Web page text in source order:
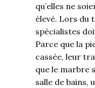
qu’elles ne
élevé. Lors du
spécialistes
Parce que la
cassée, leur
que le marbre
salle de bains,